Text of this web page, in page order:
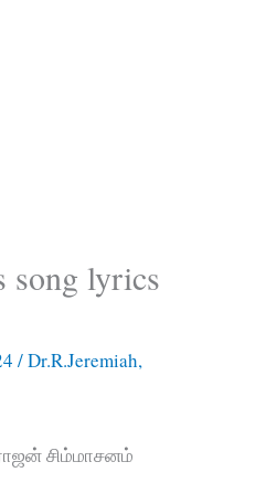
song lyrics
/Dr.R.Jeremiah,
சிம்மாசனம்